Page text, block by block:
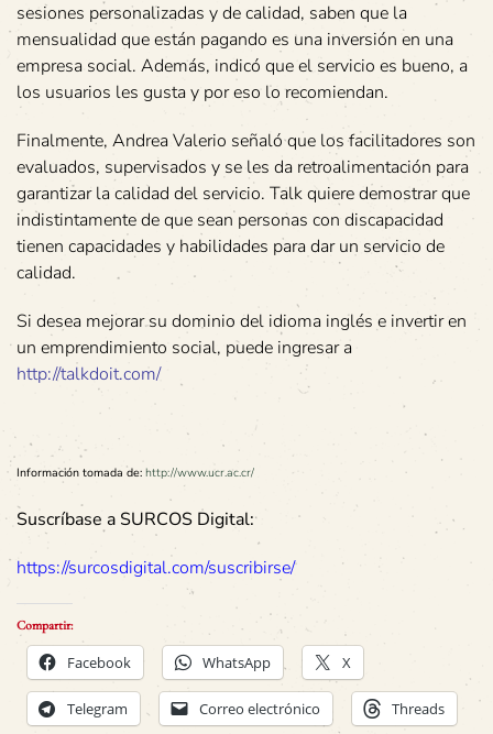
sesiones personalizadas y de calidad, saben que la
mensualidad que están pagando es una inversión en una
empresa social. Además, indicó que el servicio es bueno, a
los usuarios les gusta y por eso lo recomiendan.
Finalmente, Andrea Valerio señaló que los facilitadores son
evaluados, supervisados y se les da retroalimentación para
garantizar la calidad del servicio. Talk quiere demostrar que
indistintamente de que sean personas con discapacidad
tienen capacidades y habilidades para dar un servicio de
calidad.
Si desea mejorar su dominio del idioma inglés e invertir en
un emprendimiento social, puede ingresar a
http://talkdoit.com/
Información tomada de: http://www.ucr.ac.cr/
Suscríbase a SURCOS Digital:
https://surcosdigital.com/suscribirse/
Compartir:
Facebook WhatsApp X
Telegram Correo electrónico Threads